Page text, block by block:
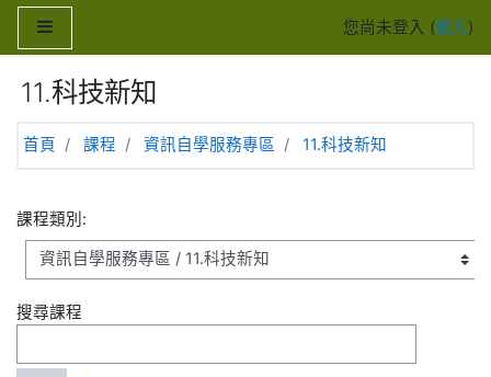
跳至主內容
您尚未登入 (登入)
11.科技新知
首頁 課程 資訊自學服務專區 11.科技新知
課程類別:
搜尋課程